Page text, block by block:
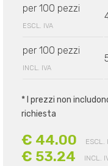
per 100 pezzi
ESCL. IVA
per 100 pezzi
INCL. IVA
* I prezzi non
richiesta
€ 44.00 ESCL.
€ 53.24 INCL.